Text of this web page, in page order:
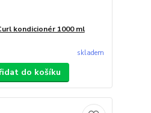
kondicionér 1000 ml
skladem
do košíku